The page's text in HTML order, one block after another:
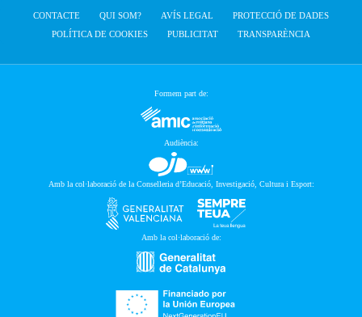
CONTACTE QUI SOM? AVÍS LEGAL
PROTECCIÓ DE DADES
POLÍTICA DE COOKIES
PUBLICITAT TRANSPARÈNCIA
Formem part de:
Audiència:
Amb la col·laboració de la Conselleria d’Educació, Investigació, Cultura i Esport:
Amb la col·laboració de: